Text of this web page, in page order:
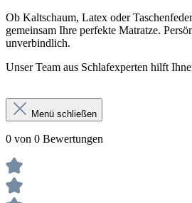
Ob Kaltschaum, Latex oder
gemeinsam Ihre perfekte Matratze.
unverbindlich.
Unser Team aus Schlafexperten hilft
Menü schließen
0 von 0 Bewertungen